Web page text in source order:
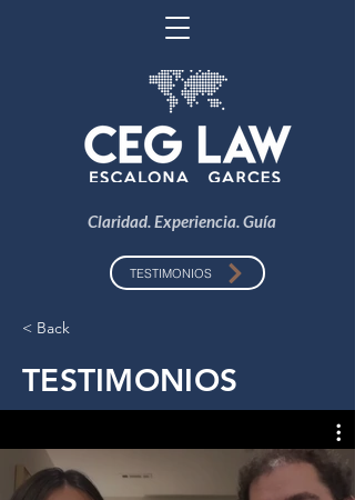
TESTIMONIOS
Claridad. Experiencia. Guía
< Back
TESTIMONIOS